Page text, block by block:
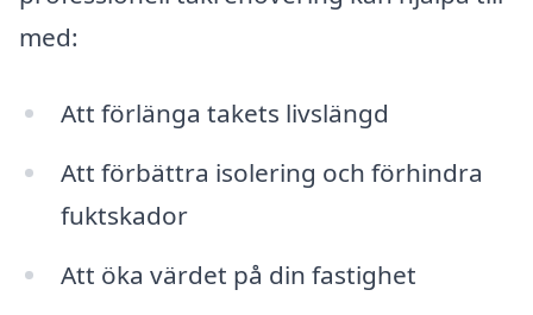
med:
Att förlänga takets livslängd
Att förbättra isolering och förhindra
fuktskador
Att öka värdet på din fastighet